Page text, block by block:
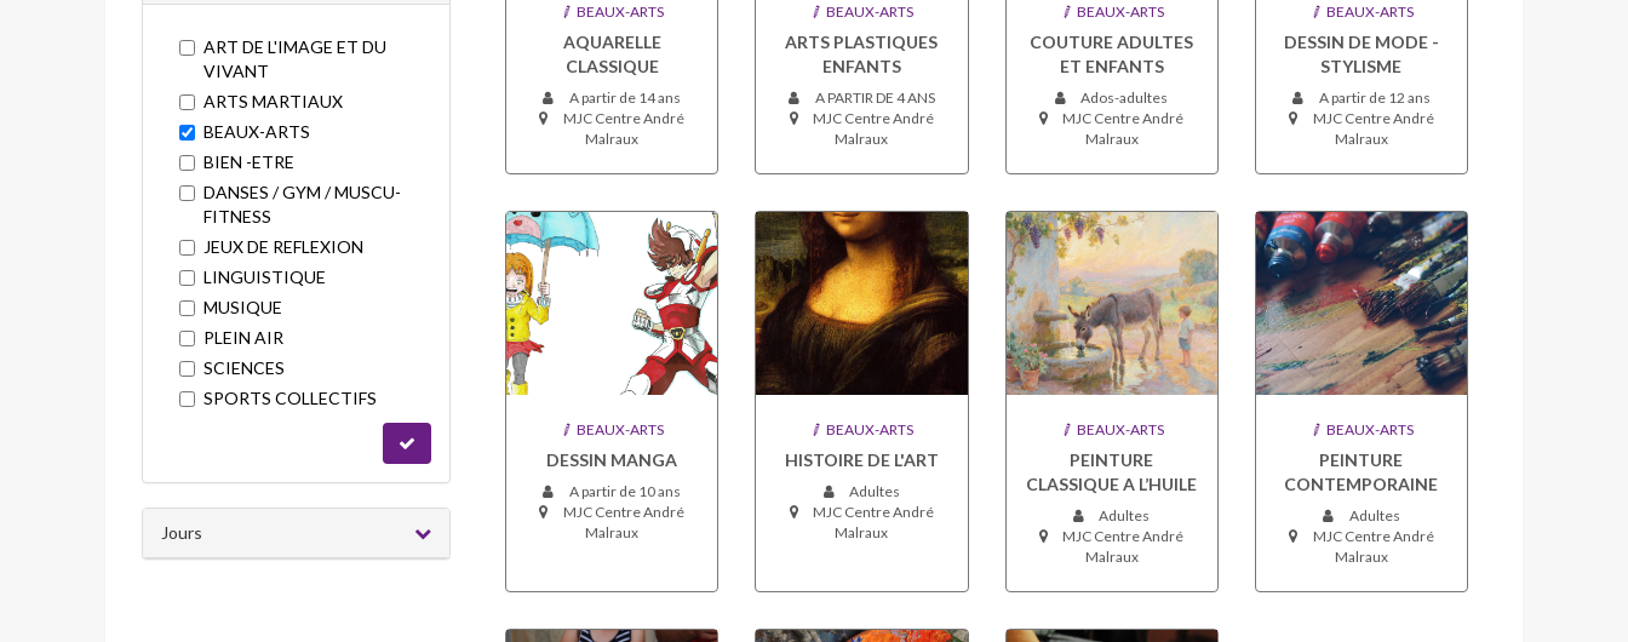
ART DE L'IMAGE ET DU
VIVANT
ARTS MARTIAUX
BEAUX-ARTS
BIEN -ETRE
DANSES / GYM / MUSCU-
FITNESS
JEUX DE REFLEXION
LINGUISTIQUE
MUSIQUE
PLEIN AIR
SCIENCES
SPORTS COLLECTIFS
Jours
BEAUX-ARTS
AQUARELLE
CLASSIQUE
A partir de 14 ans
MJC Centre André
Malraux
BEAUX-ARTS
ARTS PLASTIQUES
ENFANTS
A PARTIR DE 4 ANS
MJC Centre André
Malraux
BEAUX-ARTS
COUTURE ADULTES
ET ENFANTS
Ados-adultes
MJC Centre André
Malraux
BEAUX-ARTS
DESSIN DE MODE -
STYLISME
A partir de 12 ans
MJC Centre André
Malraux
BEAUX-ARTS
DESSIN MANGA
A partir de 10 ans
MJC Centre André
Malraux
BEAUX-ARTS
HISTOIRE DE L'ART
Adultes
MJC Centre André
Malraux
BEAUX-ARTS
PEINTURE
CLASSIQUE A L’HUILE
Adultes
MJC Centre André
Malraux
BEAUX-ARTS
PEINTURE
CONTEMPORAINE
Adultes
MJC Centre André
Malraux